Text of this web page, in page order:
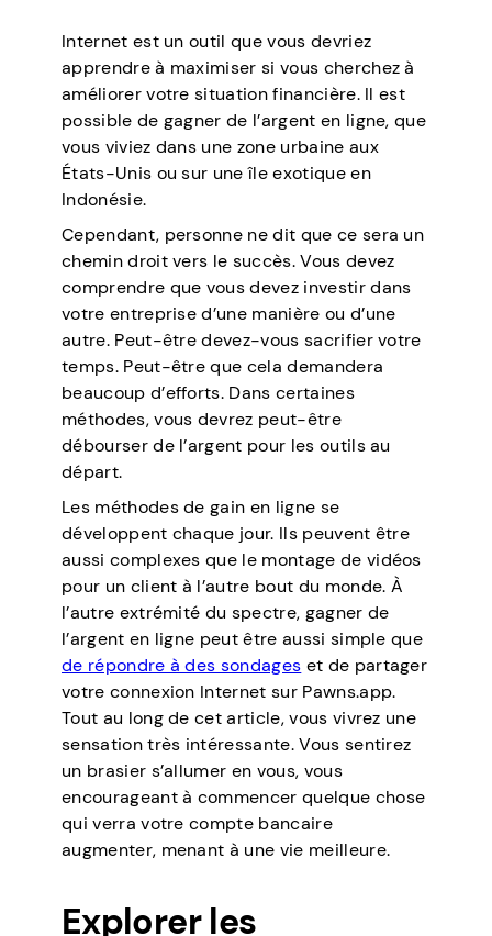
Internet est un outil que vous devriez
apprendre à maximiser si vous cherchez à
améliorer votre situation financière. Il est
possible de gagner de l’argent en ligne, que
vous viviez dans une zone urbaine aux
États-Unis ou sur une île exotique en
Indonésie.
Cependant, personne ne dit que ce sera un
chemin droit vers le succès. Vous devez
comprendre que vous devez investir dans
votre entreprise d’une manière ou d’une
autre. Peut-être devez-vous sacrifier votre
temps. Peut-être que cela demandera
beaucoup d’efforts. Dans certaines
méthodes, vous devrez peut-être
débourser de l’argent pour les outils au
départ.
Les méthodes de gain en ligne se
développent chaque jour. Ils peuvent être
aussi complexes que le montage de vidéos
pour un client à l’autre bout du monde. À
l’autre extrémité du spectre, gagner de
l’argent en ligne peut être aussi simple que
de répondre à des sondages et de partager
votre connexion Internet sur Pawns.app.
Tout au long de cet article, vous vivrez une
sensation très intéressante. Vous sentirez
un brasier s’allumer en vous, vous
encourageant à commencer quelque chose
qui verra votre compte bancaire
augmenter, menant à une vie meilleure.
Explorer les